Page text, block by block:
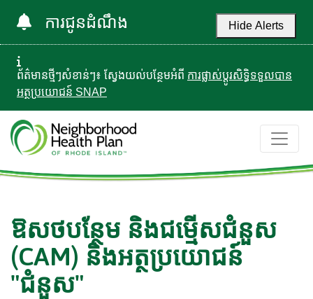
ការជូនដំណឹង Hide Alerts
ព័ត៌មានថ្មីៗសំខាន់ៗ៖ ស្វែងយល់បន្ថែមអំពី ការផ្លាស់ប្តូរសិទ្ធិទទួលបាន
អត្ថប្រយោជន៍ SNAP
ឱសថបន្ថែម និងជម្មើសជំនួស
(CAM) និងអត្ថប្រយោជន៍
"ជំនួស"